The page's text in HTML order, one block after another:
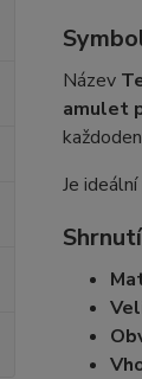
Název
amulet
Je